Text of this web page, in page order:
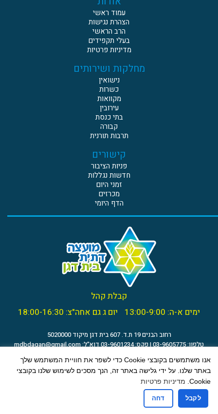
עמוד ראשי
הצהרת נגישות
הרב הראשי
בעלי תקפידים
מדיניות פרטיות
מחלקות ושירותים
נישואין
כשרות
מקוואות
עירובין
בתי כנסת
קבורה
תרבות תורנית
קישורים
פניות הציבור
חדשות נגללות
זמני היום
מכרזים
הדף היומי
קבלת קהל
ימים א-ה: 13:00-9:00
יום ג גם אחה"צ: 18:00-16:30
רחוב הבנים 19 ת.ד. 607 בית דגן מיקוד 5020000
טלפון: 03-9605775 | פקס: 03-9601234 דוא"ל:
mdbdagan@gmail.com
אנו משתמשים בקובצי Cookie כדי לשפר את חוויית המשתמש שלך
באתר שלנו. על ידי גלישה באתר זה, הנך מסכים לשימוש שלנו בקובצי
Cookie. מדיניות פרטיות
לקבל דחה